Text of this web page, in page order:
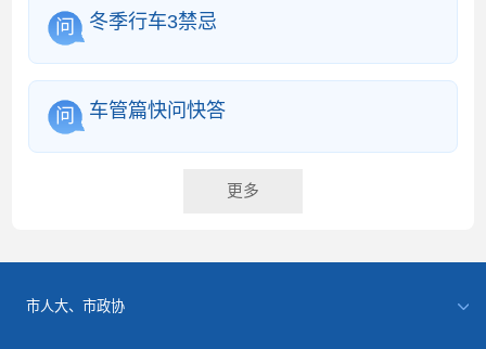
问 冬季行车3禁忌
问 车管篇快问快答
更多
市人大、市政协